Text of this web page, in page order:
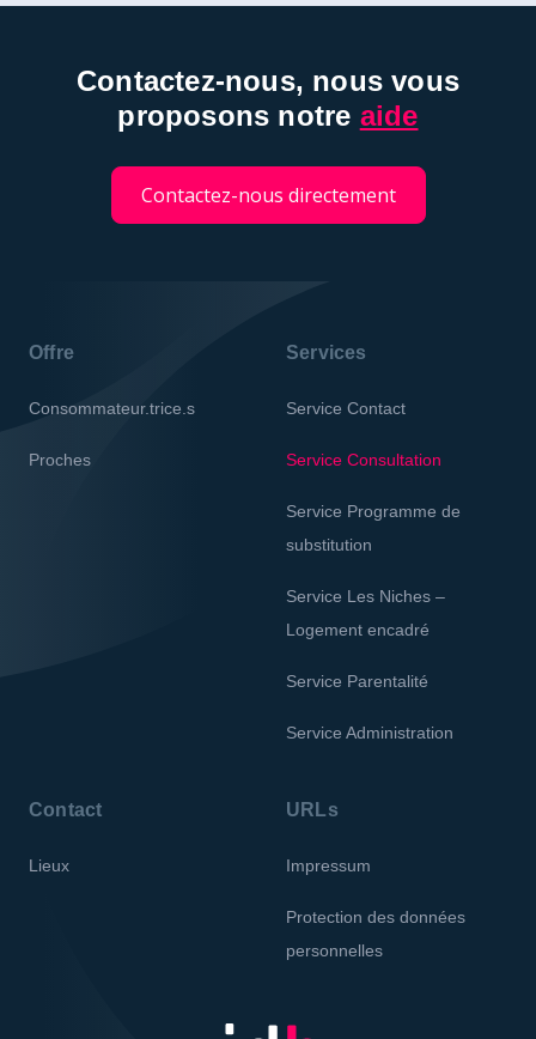
Contactez-nous, nous vous
proposons notre aide
Contactez-nous directement
Offre
Consommateur.trice.s
Proches
Services
Service Contact
Service Consultation
Service Programme de
substitution
Service Les Niches –
Logement encadré
Service Parentalité
Service Administration
Contact
Lieux
URLs
Impressum
Protection des données
personnelles